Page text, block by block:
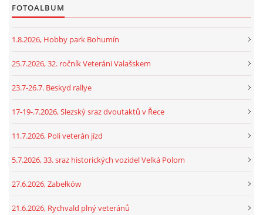
FOTOALBUM
1.8.2026, Hobby park Bohumín
25.7.2026, 32. ročník Veteráni Valašskem
23.7-26.7. Beskyd rallye
17-19-.7.2026, Slezský sraz dvoutaktů v Řece
11.7.2026, Poli veterán jízd
5.7.2026, 33. sraz historických vozidel Velká Polom
27.6.2026, Zabełków
21.6.2026, Rychvald plný veteránů